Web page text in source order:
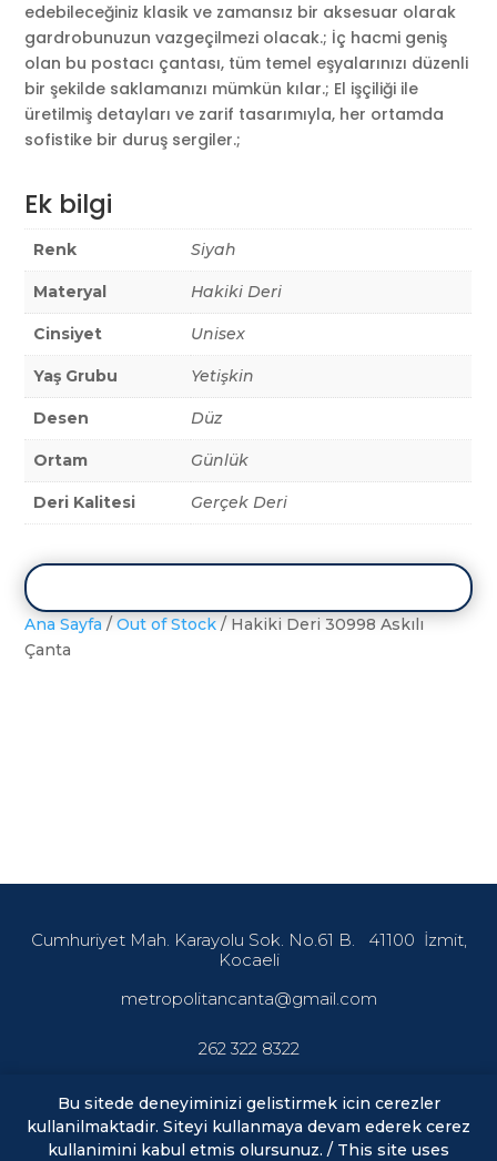
edebileceğiniz klasik ve zamansız bir aksesuar olarak
gardrobunuzun vazgeçilmezi olacak.; İç hacmi geniş
olan bu postacı çantası, tüm temel eşyalarınızı düzenli
bir şekilde saklamanızı mümkün kılar.; El işçiliği ile
üretilmiş detayları ve zarif tasarımıyla, her ortamda
sofistike bir duruş sergiler.;
Ek bilgi
Renk Siyah
Materyal Hakiki Deri
Cinsiyet Unisex
Yaş Grubu Yetişkin
Desen Düz
Ortam Günlük
Deri Kalitesi Gerçek Deri
Ana Sayfa /Out of Stock / Hakiki Deri 30998 Askılı
Çanta
Cumhuriyet Mah. Karayolu Sok. No.61 B. 41100 İzmit,
Kocaeli
metropolitancanta@gmail.com
262 322 8322
En son haberler ve fırsatlardan haberdar olmak için abone
olun.
Bu sitede deneyiminizi gelistirmek icin cerezler
kullanilmaktadir. Siteyi kullanmaya devam ederek cerez
kullanimini kabul etmis olursunuz. / This site uses